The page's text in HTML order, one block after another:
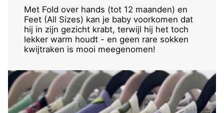
Met Fold over hands (tot 12 maanden) en
Feet (All Sizes) kan je baby voorkomen dat
hij in zijn gezicht krabt, terwijl hij het toch
lekker warm houdt - en geen rare sokken
kwijtraken is mooi meegenomen!